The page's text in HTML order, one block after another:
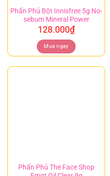
Phấn Phủ Bột Innisfree 5g No-
sebum Mineral Power
128.000₫
Mua ngay
Phấn Phủ The Face Shop